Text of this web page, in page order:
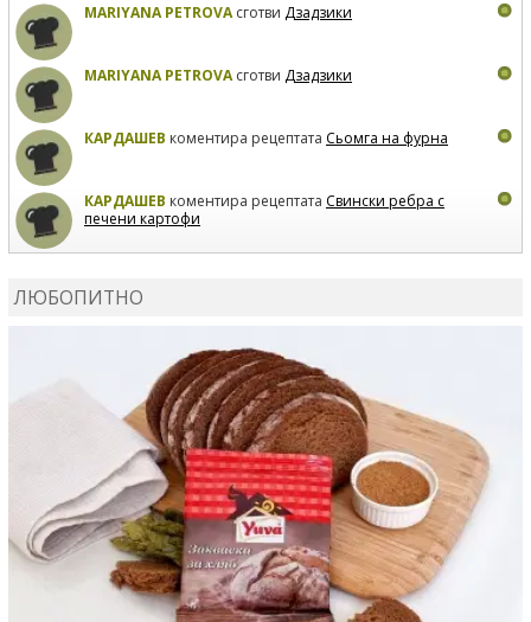
MARIYANA PETROVAсготви Дзадзики
MARIYANA PETROVAсготви Дзадзики
КАРДАШЕВ коментира рецептата Сьомга на фурна
КАРДАШЕВ коментира рецептата Свински ребра с
печени картофи
ЛЮБОПИТНО